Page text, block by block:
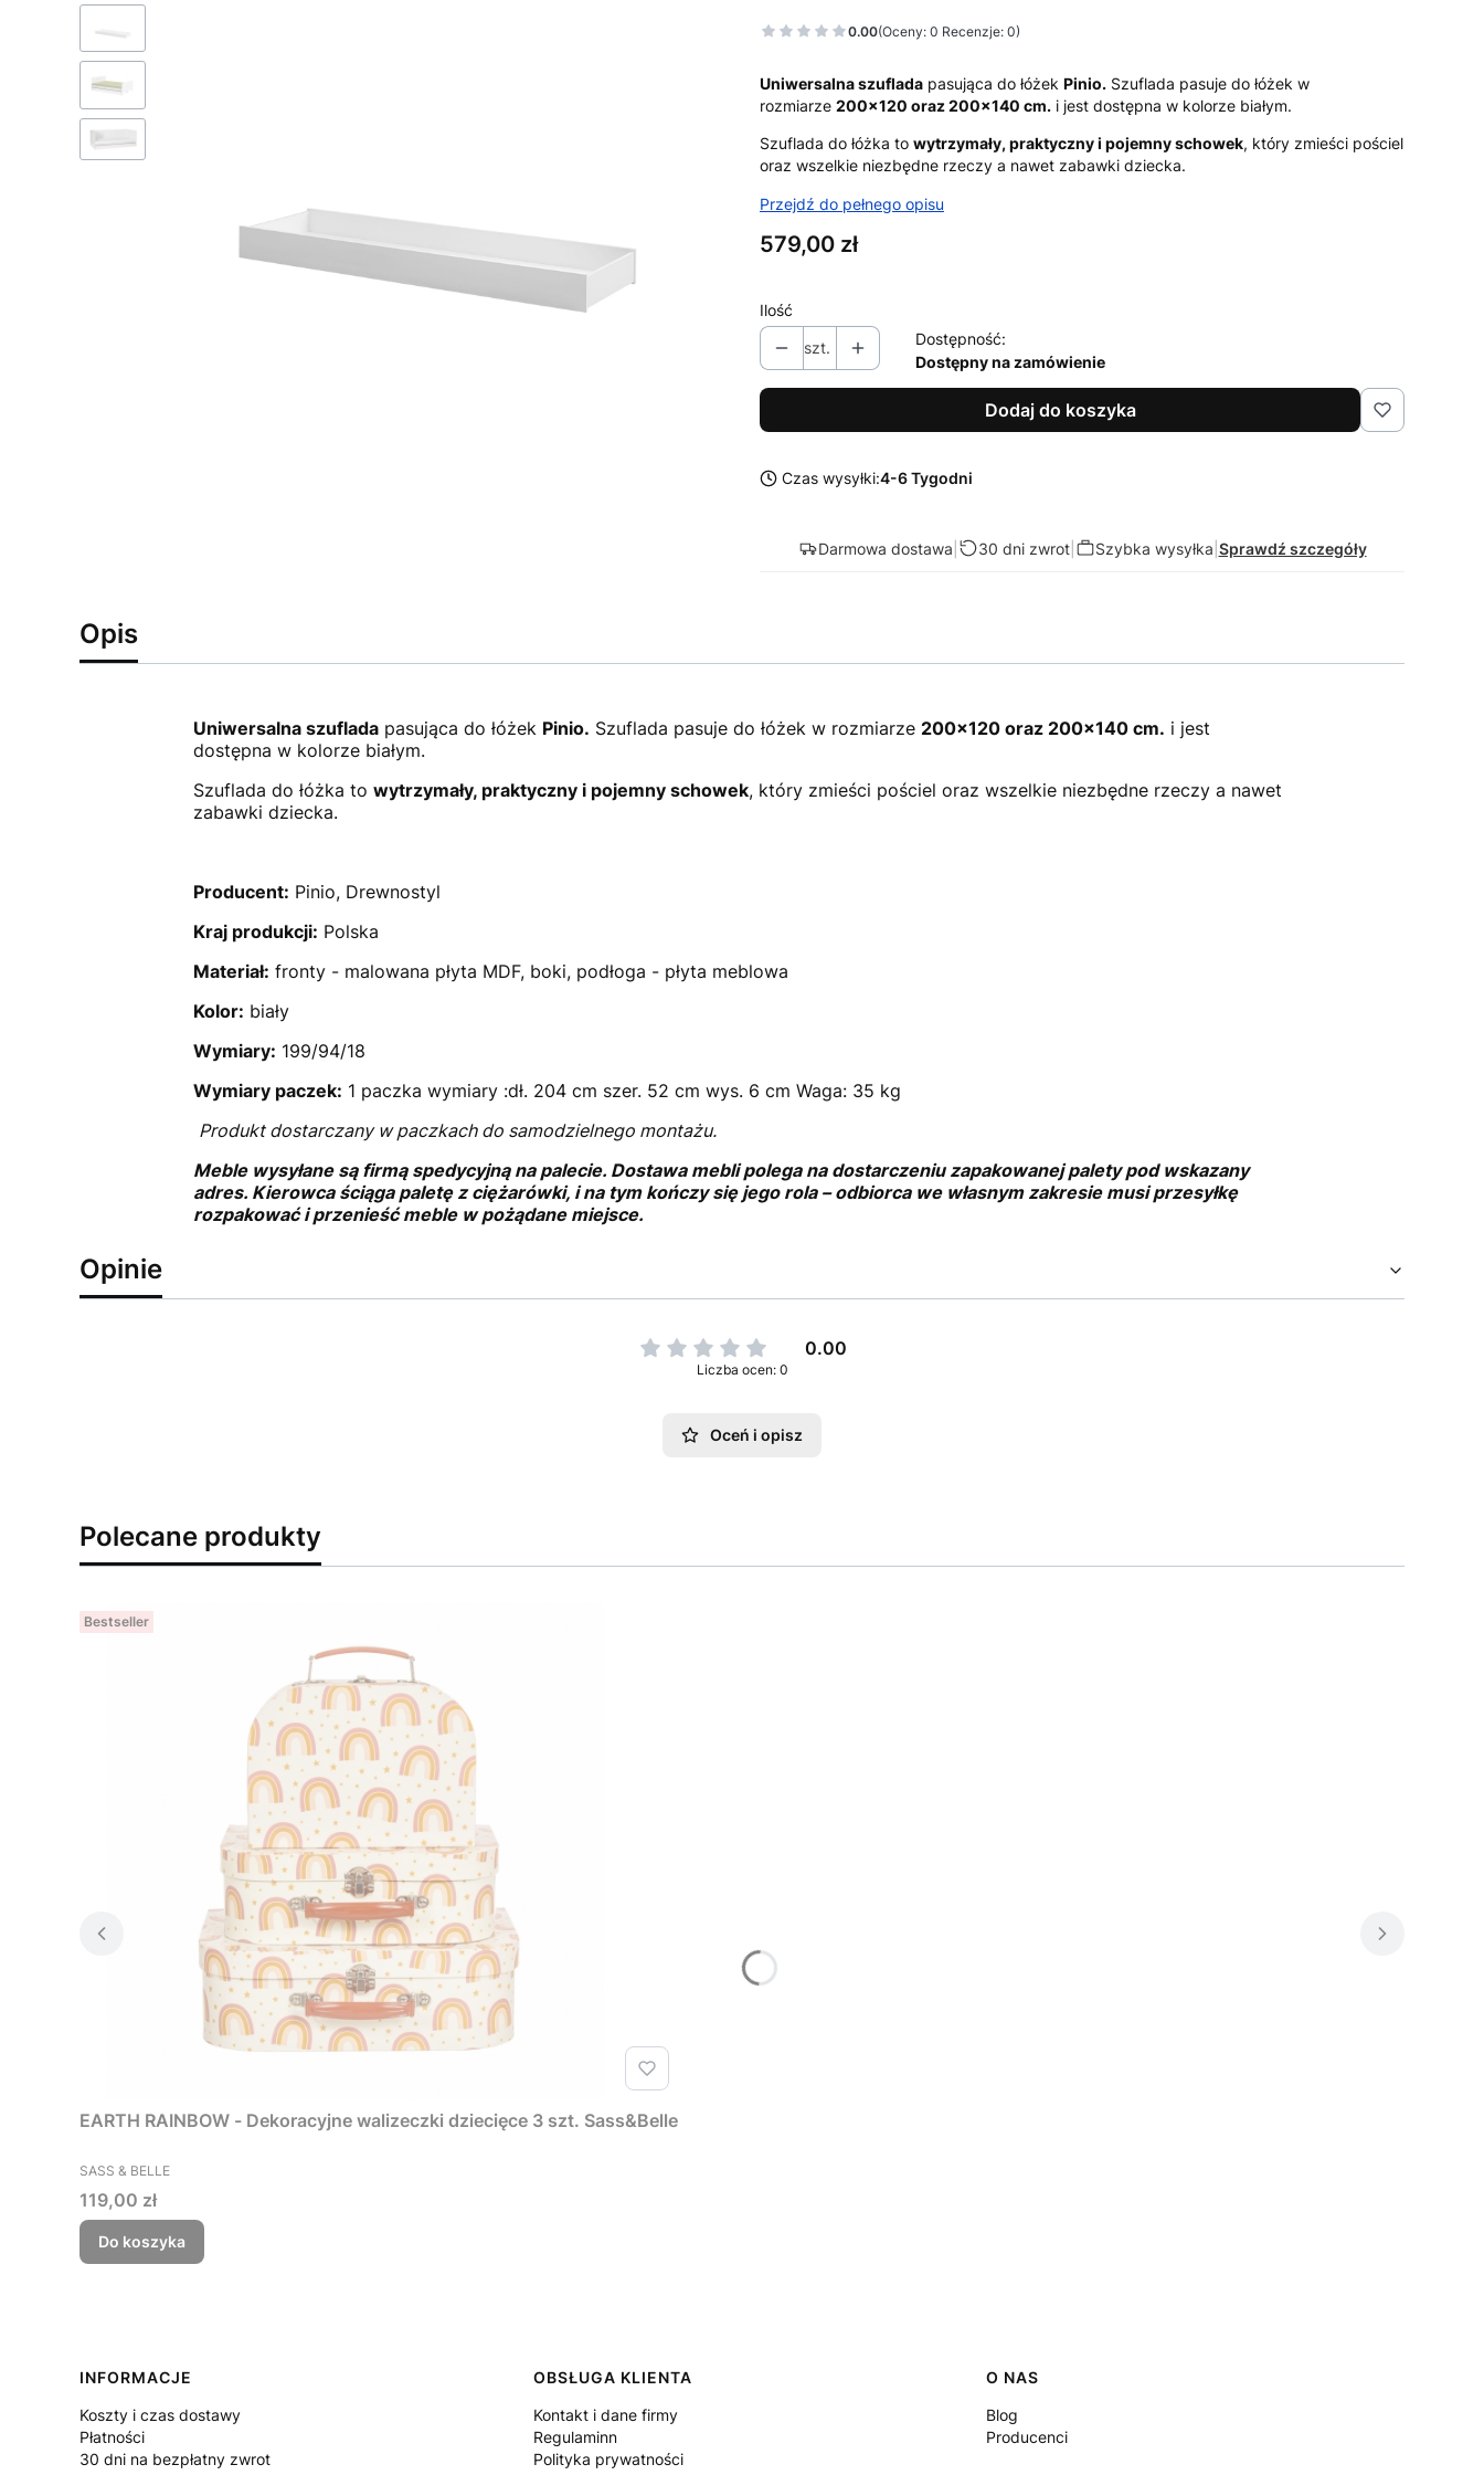
0.00(Oceny: 0 Recenzje: 0)
Uniwersalna szuflada pasująca do łóżek Pinio. Szuflada pasuje do łóżek w
rozmiarze 200x120 oraz 200x140 cm. i jest dostępna w kolorze białym.
Szuflada do łóżka to wytrzymały, praktyczny i pojemny schowek, który zmieści pościel
oraz wszelkie niezbędne rzeczy a nawet zabawki dziecka.
Przejdź do pełnego opisu
Cena
579,00 zł
Ilość
szt.
Dostępność:
Dostępny na zamówienie
Dodaj do koszyka
Czas wysyłki:4-6 Tygodni
Darmowa dostawa 30 dni zwrot| Szybka wysyłka Sprawdź szczegóły
Opis
Uniwersalna szufladapasująca do łóżek Pinio. Szuflada pasuje do łóżek w rozmiarze 200x120 oraz 200x140 cm. i jest
dostępna w kolorze białym.
Szuflada do łóżka to wytrzymały, praktyczny i pojemny schowek, który zmieści pościel oraz wszelkie niezbędne rzeczy a nawet
zabawki dziecka.
Producent: Pinio, Drewnostyl
Kraj produkcji: Polska
Materiał: fronty - malowana płyta MDF, boki, podłoga - płyta meblowa
Kolor: biały
Wymiary: 199/94/18
Wymiary paczek: 1 paczka wymiary :dł. 204 cm szer. 52 cm wys. 6 cm Waga: 35 kg
Produkt dostarczany w paczkach do samodzielnego montażu.
Meble wysyłane są firmą spedycyjną na palecie. Dostawa mebli polega na dostarczeniu zapakowanej palety pod wskazany
adres. Kierowca ściąga paletę z ciężarówki, i na tym kończy się jego rola – odbiorca we własnym zakresie musi przesyłkę
rozpakować i przenieść meble w pożądane miejsce.
Opinie
0.00
Liczba ocen: 0
Oceń i opisz
Polecane produkty
Bestseller
EARTH RAINBOW - Dekoracyjne walizeczki dziecięce 3 szt. Sass&Belle
PRODUCENT
SASS & BELLE
Cena
119,00 zł
Do koszyka
Linki w stopce
INFORMACJE
Koszty i czas dostawy
Płatności
30 dni na bezpłatny zwrot
OBSŁUGA KLIENTA
Kontakt i dane firmy
Regulaminn
Polityka prywatności
O NAS
Blog
Producenci